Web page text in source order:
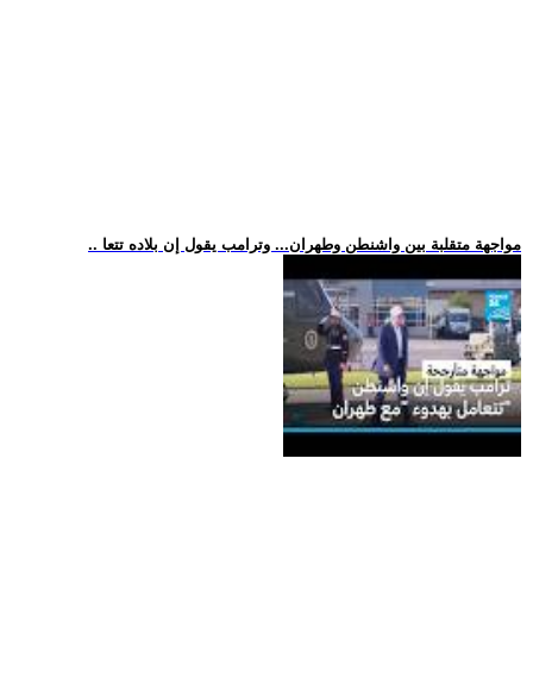
.. مواجهة متقلبة بين واشنطن وطهران... وترامب يقول إن بلاده تتعا